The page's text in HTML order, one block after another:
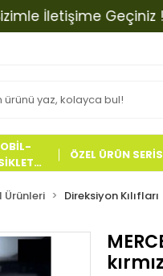
İletişime Geçiniz !!
ÖZEL ÜRÜN
Direksiyon Kılıfları